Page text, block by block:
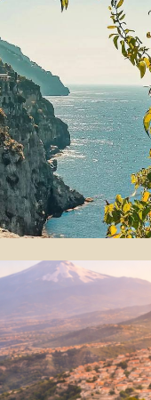
не
фермы и